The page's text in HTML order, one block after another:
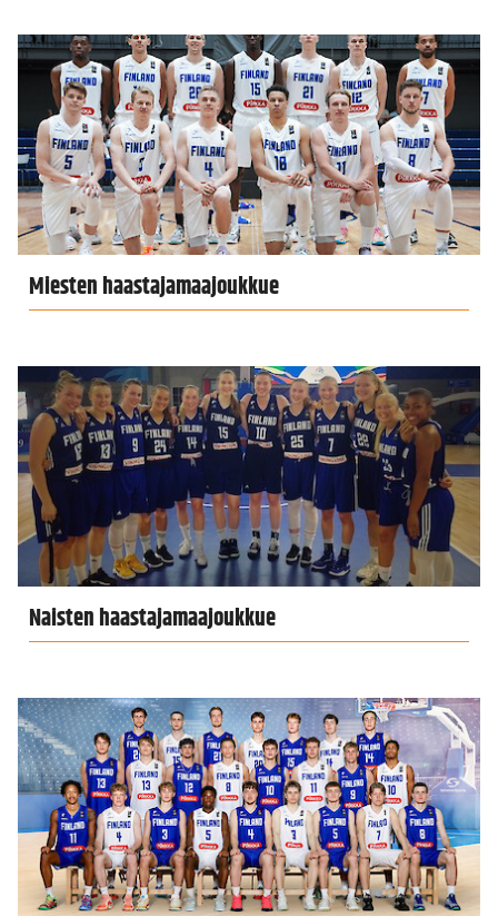
Miesten haastajamaajoukkue
Naisten haastajamaajoukkue